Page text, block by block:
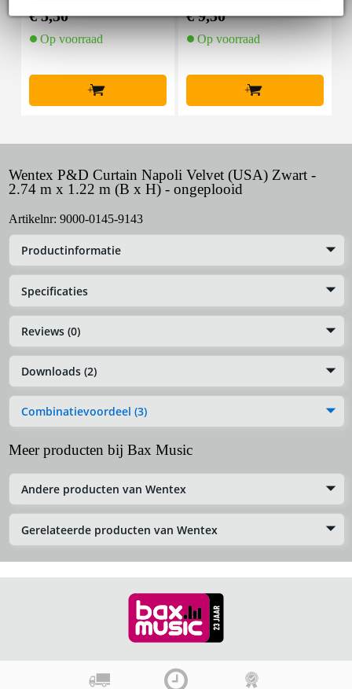
€ 5,50
Op voorraad
+
€ 9,50
Op voorraad
+
Wentex P&D Curtain Napoli Velvet (USA) Zwart -
2.74 m x 1.22 m (B x H) - ongeplooid
Artikelnr: 9000-0145-9143
Productinformatie
Specificaties
Reviews (0)
Downloads (2)
Combinatievoordeel (3)
Meer producten bij Bax Music
Andere producten van Wentex
Gerelateerde producten van Wentex